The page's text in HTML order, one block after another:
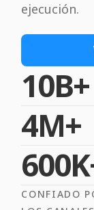
ejecución.
10B+
4M+
CONFIADO